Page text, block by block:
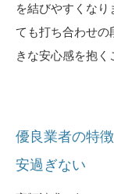
を結びやすくなり
ても打ち合わせの
きな安心感を抱く
優良業者の特
安過ぎない